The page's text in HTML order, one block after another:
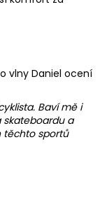
vlny Daniel ocení
Baví mě i
skateboardu a
těchto sportů